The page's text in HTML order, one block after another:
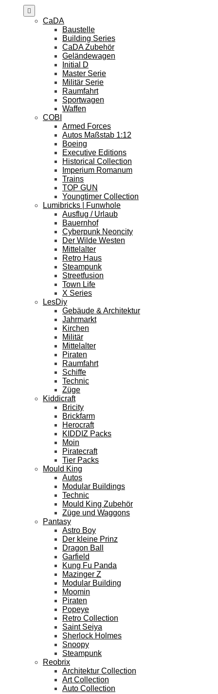
CaDA
Baustelle
Building Series
CaDA Zubehör
Geländewagen
Initial D
Master Serie
Militär Serie
Raumfahrt
Sportwagen
Waffen
COBI
Armed Forces
Autos Maßstab 1:12
Boeing
Executive Editions
Historical Collection
Imperium Romanum
Trains
TOP GUN
Youngtimer Collection
Lumibricks | Funwhole
Ausflug / Urlaub
Bauernhof
Cyberpunk Neoncity
Der Wilde Westen
Mittelalter
Retro Haus
Steampunk
Streetfusion
Town Life
X Series
LesDiy
Gebäude & Architektur
Jahrmarkt
Kirchen
Militär
Mittelalter
Piraten
Raumfahrt
Schiffe
Technic
Züge
Kiddicraft
Bricity
Brickfarm
Herocraft
KIDDIZ Packs
Moin
Piratecraft
Tier Packs
Mould King
Autos
Modular Buildings
Technic
Mould King Zubehör
Züge und Waggons
Pantasy
Astro Boy
Der kleine Prinz
Dragon Ball
Garfield
Kung Fu Panda
Mazinger Z
Modular Building
Moomin
Piraten
Popeye
Retro Collection
Saint Seiya
Sherlock Holmes
Snoopy
Steampunk
Reobrix
Architektur Collection
Art Collection
Auto Collection